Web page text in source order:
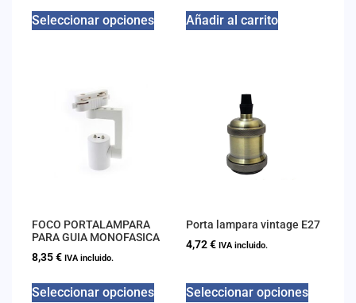
Seleccionar opciones Añadir al carrito
FOCO PORTALAMPARA
PARA GUIA MONOFASICA
8,35€ IVA incluido.
Seleccionar opciones
Porta lampara vintage E27
4,72€ IVA incluido.
Seleccionar opciones